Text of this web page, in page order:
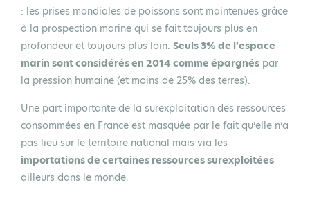
: les prises mondiales de poissons sont maintenues grâce
à la prospection marine qui se fait toujours plus en
profondeur et toujours plus loin. Seuls 3% de l’espace
marin sont considérés en 2014 comme épargnés par
la pression humaine (et moins de 25% des terres).
Une part importante de la surexploitation des ressources
consommées en France est masquée par le fait qu’elle n’a
pas lieu sur le territoire national mais via les
importations de certaines ressources surexploitées
ailleurs dans le monde.